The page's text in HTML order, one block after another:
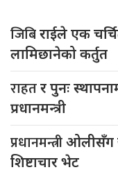
जिबिराईले एक
लामिछानेको कर्तुत
राहतर पुनः
प्रधानमन्त्री
प्रधानमन्त्रीओलीसँग
शिष्टाचार भेट